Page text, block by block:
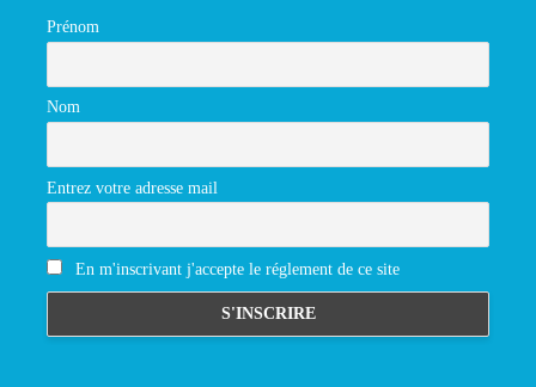
Prénom
Nom
Entrez votre adresse mail
En m'inscrivant j'accepte le réglement de ce site